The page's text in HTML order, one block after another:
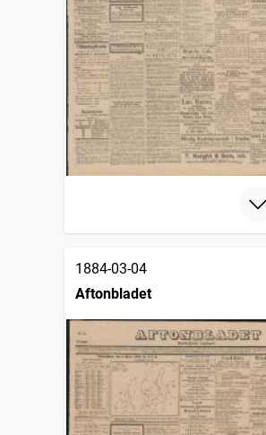
1884-03-04
Aftonbladet